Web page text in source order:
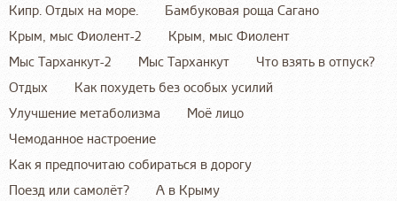
Кипр. Отдых на море.
Бамбуковая роща Сагано
Крым, мыс Фиолент-2
Крым, мыс Фиолент
Мыс Тарханкут-2
Мыс Тарханкут
Что взять в отпуск?
Отдых
Как похудеть без особых усилий
Улучшение метаболизма
Моё лицо
Чемоданное настроение
Как я предпочитаю собираться в дорогу
Поезд или самолёт?
А в Крыму